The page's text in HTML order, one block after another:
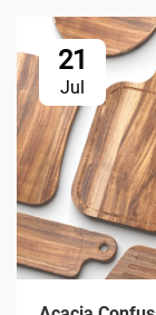
21
Jul